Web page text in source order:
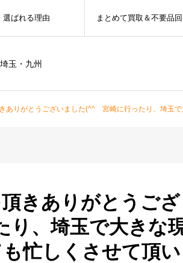
玉・九州
選ばれる理由 まとめて買取＆不要品
ありがとうございました(^^ 宮崎に行ったり、埼玉
きありがとうござ
、埼玉で大きな
忙しくさせて頂い